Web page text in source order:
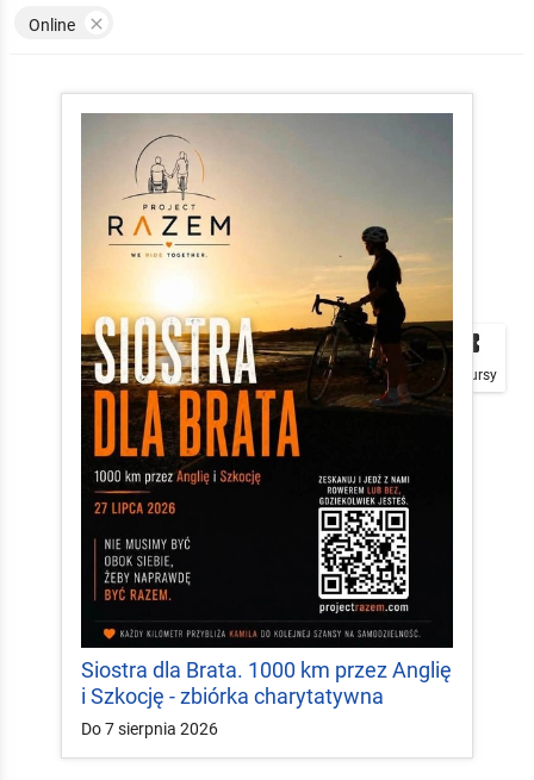

Plakaty

Mapa
local_play
Konkursy
Online 
Siostra dla Brata. 1000 km przez Anglię
i Szkocję - zbiórka charytatywna
Do 7 sierpnia 2026